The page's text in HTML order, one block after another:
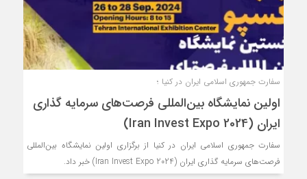
سفارت جمهوری اسلامی ایران در کنیا ؛
اولین نمایشگاه بین‌المللی فرصت‌های سرمایه گذاری
ایران (Iran Invest Expo 2024)
سفارت جمهوری اسلامی ایران در کنیا از برگزاری اولین نمایشگاه بین‌المللی
فرصت‌های سرمایه گذاری ایران (Iran Invest Expo 2024) خبر داد.